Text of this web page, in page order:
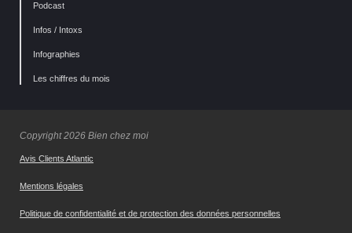
Podcast
Infos / Intoxs
Infographies
Les chiffres du mois
Copyright 2026 Bien chez moi
Avis Clients Atlantic
Mentions légales
Politique de confidentialité et de protection des données personnelles